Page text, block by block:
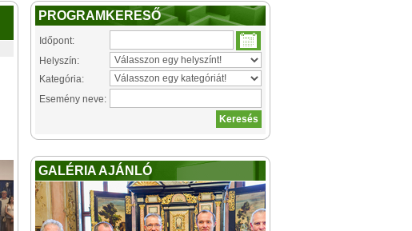
PROGRAMKERESŐ
Időpont:
Helyszín:
Kategória:
Esemény neve:
GALÉRIA AJÁNLÓ